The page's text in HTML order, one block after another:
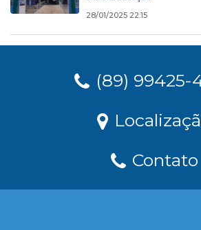
28/01/2025 22:15
(89) 99425-
Contato